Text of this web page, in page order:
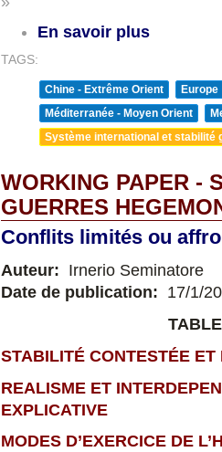
En savoir plus
TAGS:
Chine - Extrême Orient
Europe
Méditerranée - Moyen Orient
Système international et stabilité
WORKING PAPER -
GUERRES
Conflits limités ou
Auteur: Irnerio Seminatore
Date de publication: 17/1/
STABILITÉ CONTESTÉE ET
REALISME ET
EXPLICATIVE
MODES D’EXERCICE DE